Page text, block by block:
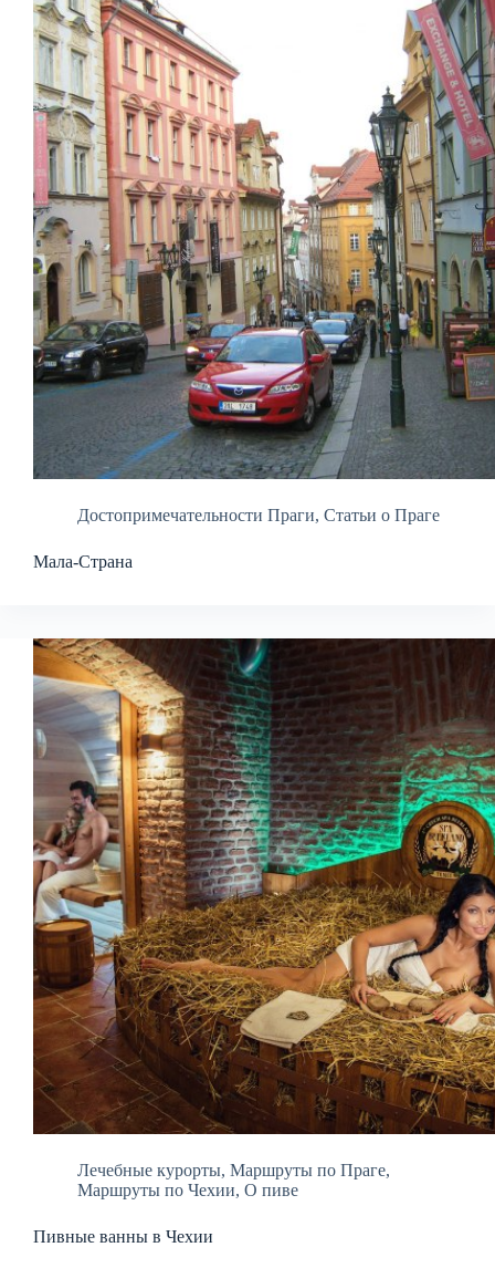
Достопримечательности Праги, Статьи о Праге
Мала-Страна
Лечебные курорты, Маршруты по Праге,
Маршруты по Чехии, О пиве
Пивные ванны в Чехии